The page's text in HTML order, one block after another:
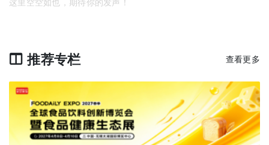
推荐专栏 查看更多